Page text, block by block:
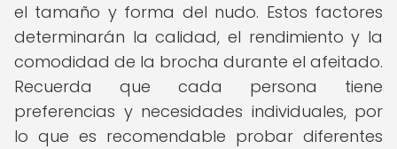
el tamaño y forma del nudo. Estos factores
determinarán la calidad, el rendimiento y la
comodidad de la brocha durante el afeitado.
Recuerda que cada persona tiene
preferencias y necesidades individuales, por
lo que es recomendable probar diferentes